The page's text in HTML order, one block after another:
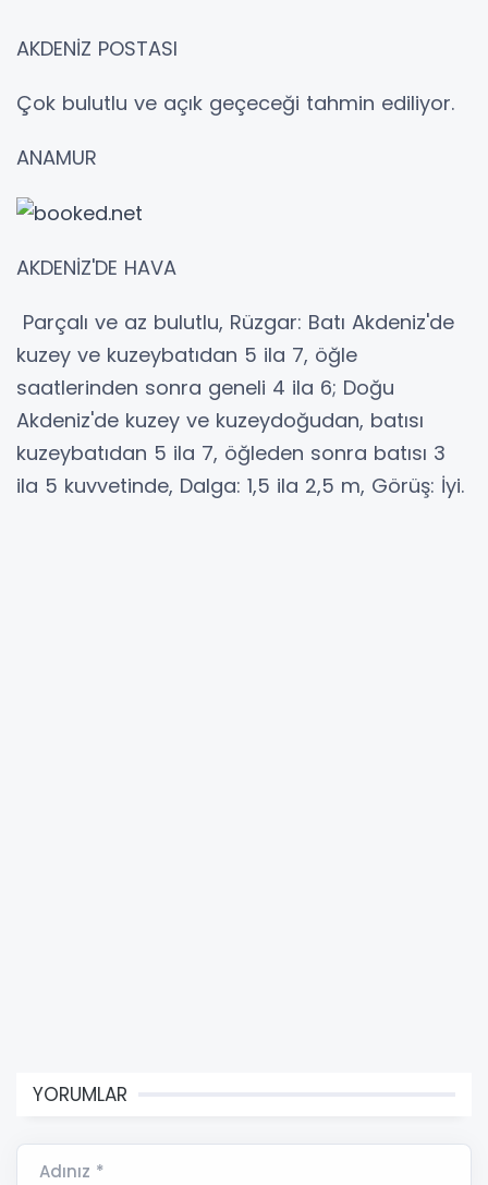
AKDENİZ POSTASI
Çok bulutlu ve açık geçeceği tahmin ediliyor.
ANAMUR
AKDENİZ'DE HAVA
Parçalı ve az bulutlu, Rüzgar: Batı Akdeniz'de
kuzey ve kuzeybatıdan 5 ila 7, öğle
saatlerinden sonra geneli 4 ila 6; Doğu
Akdeniz'de kuzey ve kuzeydoğudan, batısı
kuzeybatıdan 5 ila 7, öğleden sonra batısı 3
ila 5 kuvvetinde, Dalga: 1,5 ila 2,5 m, Görüş: İyi.
YORUMLAR
Adınız *